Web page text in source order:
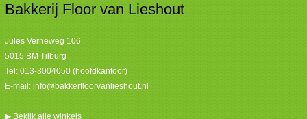
Bakkerij Floor van Lieshout
Jules Verneweg 106
5015 BM Tilburg
Tel: 013-3004050 (hoofdkantoor)
E-mail: info@bakkerfloorvanlieshout.nl
▶ Bekijk alle winkels